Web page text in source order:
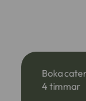
Boka
4 timmar